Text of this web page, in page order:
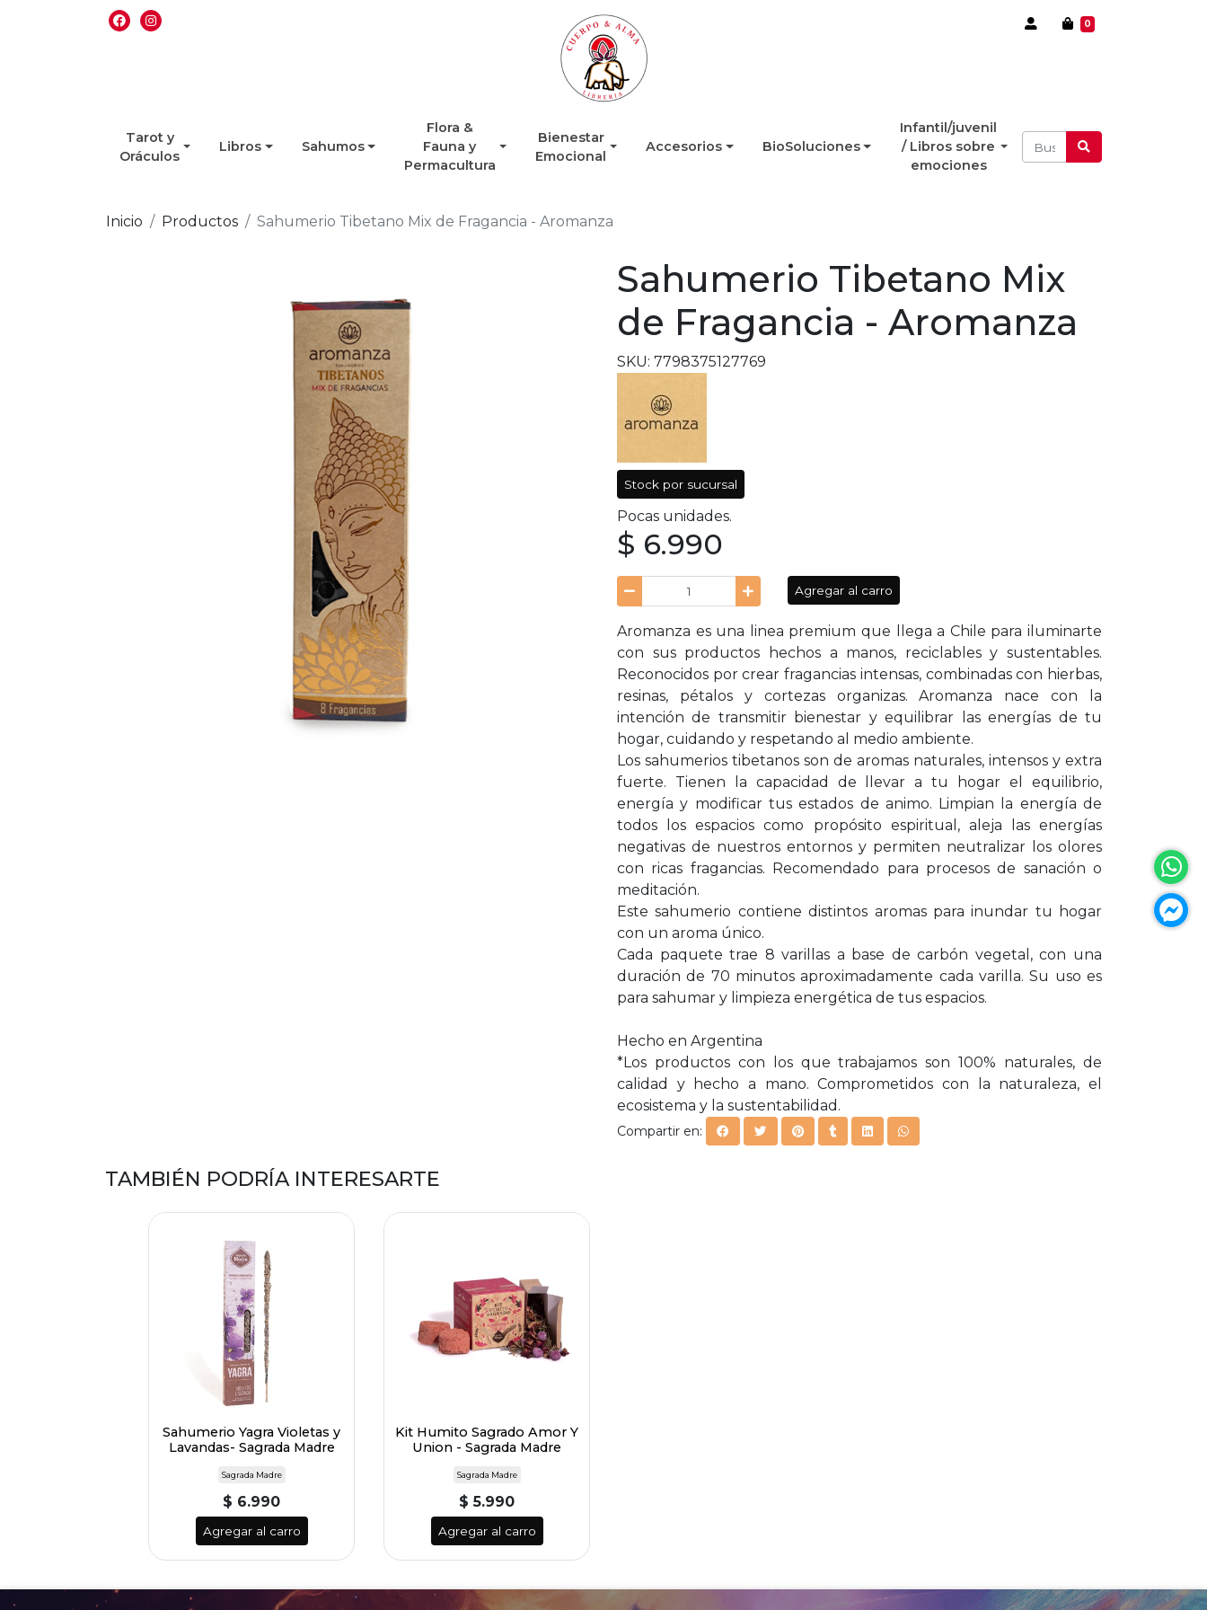
0
Tarot y
Oráculos
Libros Sahumos
Flora &
Fauna y
Permacultura
Bienestar
Emocional
Accesorios BioSoluciones
Infantil/juvenil
/ Libros sobre
emociones
Inicio Productos Sahumerio Tibetano Mix de Fragancia - Aromanza
Sahumerio Tibetano Mix
de Fragancia - Aromanza
SKU: 7798375127769
Stock por sucursal
Pocas unidades.
$ 6.990
Agregar al carro
Aromanza es una linea premium que llega a Chile para iluminarte
con sus productos hechos a manos, reciclables y sustentables.
Reconocidos por crear fragancias intensas, combinadas con hierbas,
resinas, pétalos y cortezas organizas. Aromanza nace con la
intención de transmitir bienestar y equilibrar las energías de tu
hogar, cuidando y respetando al medio ambiente.
Los sahumerios tibetanos son de aromas naturales, intensos y extra
fuerte. Tienen la capacidad de llevar a tu hogar el equilibrio,
energía y modificar tus estados de animo. Limpian la energía de
todos los espacios como propósito espiritual, aleja las energías
negativas de nuestros entornos y permiten neutralizar los olores
con ricas fragancias. Recomendado para procesos de sanación o
meditación.
Este sahumerio contiene distintos aromas para inundar tu hogar
con un aroma único.
Cada paquete trae 8 varillas a base de carbón vegetal, con una
duración de 70 minutos aproximadamente cada varilla. Su uso es
para sahumar y limpieza energética de tus espacios.
Hecho en Argentina
*Los productos con los que trabajamos son 100% naturales, de
calidad y hecho a mano. Comprometidos con la naturaleza, el
ecosistema y la sustentabilidad.
Compartir en:
TAMBIÉN PODRÍA INTERESARTE
Sahumerio Yagra Violetas y
Lavandas- Sagrada Madre
Sagrada Madre
$ 6.990
Agregar al carro
Kit Humito Sagrado Amor Y
Union - Sagrada Madre
Sagrada Madre
$ 5.990
Agregar al carro